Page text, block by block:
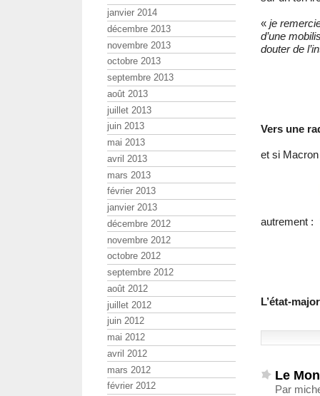
« je
d’une
douter de
Vers une
et si
autrement :
L’état-
Le
Par
janvier 2014
décembre 2013
novembre 2013
octobre 2013
septembre 2013
août 2013
juillet 2013
juin 2013
mai 2013
avril 2013
mars 2013
février 2013
janvier 2013
décembre 2012
novembre 2012
octobre 2012
septembre 2012
août 2012
juillet 2012
juin 2012
mai 2012
avril 2012
mars 2012
février 2012